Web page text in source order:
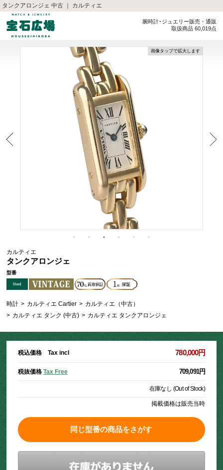
タンクアロンジェ 中古 ｜ カルティエ
腕時計･ジュエリー販売・通販
取扱商品 60,019点
画像タップで拡大します
カルティエ
タンクアロンジェ
型番
時計 > カルティエ Cartier > カルティエ（中古）
> カルティエ タンク (中古) > カルティエ タンクアロンジェ
税込価格 Tax incl 780,000円
税抜価格 Tax Free 709,091円
在庫なし (Out of Stock)
掲載価格は販売当時
同じ型番の商品をさがす